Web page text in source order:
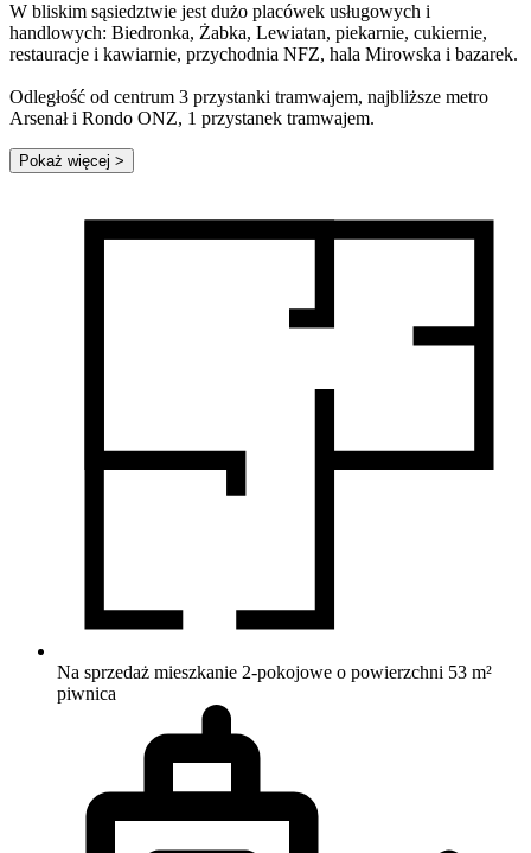
W bliskim sąsiedztwie jest dużo placówek usługowych i
handlowych: Biedronka, Żabka, Lewiatan, piekarnie, cukiernie,
restauracje i kawiarnie, przychodnia NFZ, hala Mirowska i bazarek.
Odległość od centrum 3 przystanki tramwajem, najbliższe metro
Arsenał i Rondo ONZ, 1 przystanek tramwajem.
Pokaż więcej >
Na sprzedaż mieszkanie 2-pokojowe o powierzchni 53 m²
piwnica